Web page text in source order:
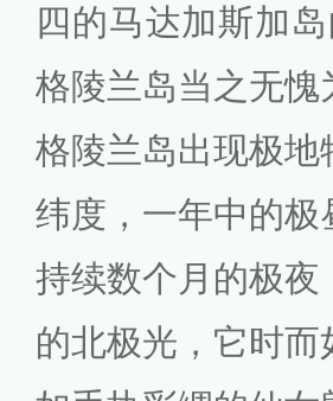
四的马达加斯加
格陵兰岛当之无愧
格陵兰岛出现极
纬度，一年中的
持续数个月的极
的北极光，它时